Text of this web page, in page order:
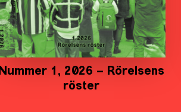
Nummer 1, 2026 – Rörelsens
röster